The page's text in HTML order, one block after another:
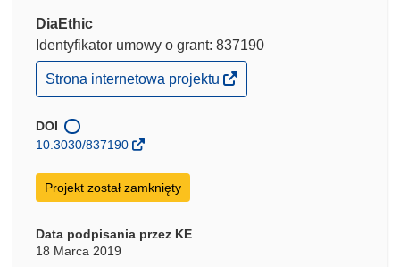
DiaEthic
Identyfikator umowy o grant: 837190
(odnośnik
otworzy
w
nowym
Strona internetowa projektu
DOI
10.3030/837190
Projekt został zamknięty
Data podpisania przez KE
18 Marca 2019